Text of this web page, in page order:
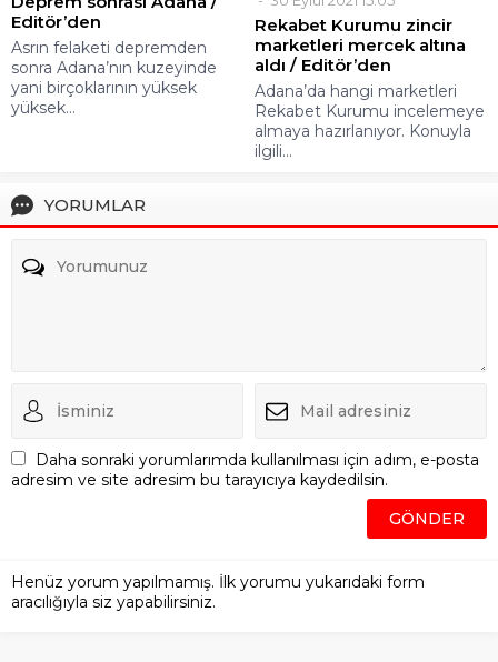
Editör’den
Asrın felaketi depremden
sonra Adana’nın kuzeyinde
yani birçoklarının yüksek
yüksek...
Rekabet Kurumu zincir
marketleri mercek altına
aldı / Editör’den
Adana’da hangi marketleri
Rekabet Kurumu incelemeye
almaya hazırlanıyor. Konuyla
ilgili...
YORUMLAR
Daha sonraki yorumlarımda kullanılması için adım, e-posta
adresim ve site adresim bu tarayıcıya kaydedilsin.
Henüz yorum yapılmamış. İlk yorumu yukarıdaki form
aracılığıyla siz yapabilirsiniz.